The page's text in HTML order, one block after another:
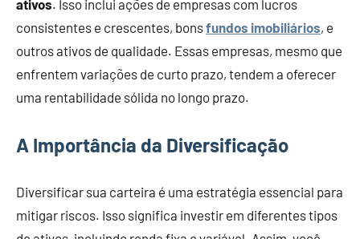
ativos. Isso inclui ações de empresas com lucros
consistentes e crescentes, bonsfundos imobiliários, e
outros ativos de qualidade. Essas empresas, mesmo que
enfrentem variações de curto prazo, tendem a oferecer
uma rentabilidade sólida no longo prazo.
A Importância da Diversificação
Diversificar sua carteira é uma estratégia essencial para
mitigar riscos. Isso significa investir em diferentes tipos